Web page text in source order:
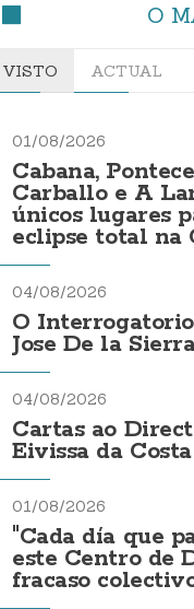
O
VISTO ACTUAL
01/08/2026
Cabana,
Carballo e A
únicos lugares
eclipse total na
04/08/2026
O Interrogatorio
Jose De la
04/08/2026
Cartas ao
Eivissa da
01/08/2026
"Cada día que
este Centro de
fracaso